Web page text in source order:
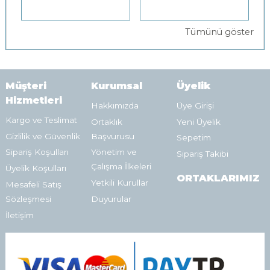
Tümünü göster
Müşteri
Hizmetleri
Kargo ve Teslimat
Gizlilik ve Güvenlik
Sipariş Koşulları
Üyelik Koşulları
Mesafeli Satış
Sözleşmesi
İletişim
Kurumsal
Hakkımızda
Ortaklık
Başvurusu
Yönetim ve
Çalışma İlkeleri
Yetkili Kurullar
Duyurular
Üyelik
Üye Girişi
Yeni Üyelik
Sepetim
Sipariş Takibi
ORTAKLARIMIZ